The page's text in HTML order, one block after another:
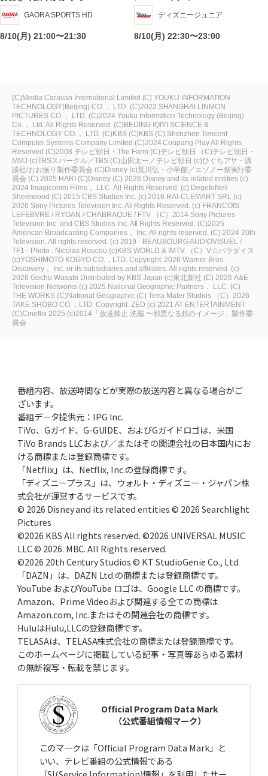
GAORA SPORTS HD
8/10(月) 21:00〜21:30
ディズニージュニア
8/10(月) 22:30〜23:00
(C)Media Caravan International Limited (C) YOUKU INFORMATION
TECHNOLOGY(Beijing) CO.， LTD. (C)2022 SHANGHAI LINMON
PICTURES CO.， LTD. (C)2024 Youku Information Technology (Beijing)
Co.， Ltd. All Rights Reserved. (C)BEIJING IQIYI SCIENCE &
TECHNOLOGY CO.， LTD. (C)KBS (C)KBS (C) Shenzhen Tencent
Computer Systems Company Limited (C)2024 Coupang Play All Rights
Reserved (C)2008 テレビ朝日・The Farm (C)テレビ朝日
（C)テレビ朝日・
MMJ (c)TBSスパークル／TBS (C)山田太一／テレビ朝日 (c)ひぐちアサ・講
談社/おお振り製作委員会 (C)Disney (c)荒川弘・小学館／エゾノー祭実行委
員会 (C) 2025 HARI (C)Disney (C) 2026 Disney and its related entities (c)
2024 Imagicomm Films， LLC. All Rights Reserved. (c) DegetoNeil
Sheerwood (C) 2015 CBS Studios Inc. (c) 2016 RAI-CLEMART SRL (c)
2026 Sony Pictures Television Inc. All Rights Reserved. (c) FRANCOIS
LEFEBVRE / RYOAN / CHABRAQUE / FTV
（C）2014 Sony Pictures
Television Inc. and CBS Studios Inc. All Rights Reserved. (C)2025
American Broadcasting Companies， Inc. All rights reserved. (C) 2024 20th
Television. All rights reserved. (c) 2019 - BEAUBOURG AUDIOVISUEL /
TF1 - Photo : Nicolas Roucou (c)KBS WORLD & IMTV
（C）V☆パラダイス
(c)YOSHIMOTO KOGYO CO.，LTD. Copyright: 2026 Warner Bros.
Discovery， Inc. or its subsidiaries and affiliates. All rights reserved. (c)
2026 Gochu Wasabi Distributed by KBS Japan (c)東北新社 (C) 2026 A&E
Television Networks (c) 2025 National Geographic Partners， LLC. (C)
THE WORKS (C)National Geographic (C) Terra Mater Studios
（C）2026
TAKE SHOBO CO.，LTD. Copyright: ZED (c) 2021 AT ENTERTAINMENT
(C)Cineflix 2025 (c)2014「放送禁止 洗脳 〜邪悪なる鉄のイメージ」製作委
員会
番組内容、放送時間などが実際の放送内容と異なる場合がご
ざいます。
番組データ提供元：IPG Inc.
TiVo、Gガイド、G-GUIDE、およびGガイドロゴは、米国
TiVo Brands LLCおよび／またはその関連会社の日本国内にお
ける商標または登録商標です。
「Netflix」は、Netflix, Inc.の登録商標です。
「ディズニープラス」は、ウォルト・ディズニー・ジャパン株
式会社が運営するサービスです。
© 2026 Disney and its related entities © 2026 Searchlight
Pictures
©2026 KBS All rights reserved. ©2026 UNIVERSAL MUSIC
LLC © 2026. MBC. All Rights reserved.
©2026 20th Century Studios © KT StudioGenie Co., Ltd
「DAZN」は、DAZN Ltd.の商標または登録商標です。
YouTube およびYouTube ロゴは、Google LLC の商標です。
Amazon、Prime Videoおよび関連する全ての商標は
Amazon.com, Inc.またはその関連会社の商標です。
HuluはHulu,LLCの登録商標です。
TELASAは、TELASA株式会社の商標または登録商標です。
このホームページに掲載している記事・写真等あらゆる素材
の無断複写・転載を禁じます。
Official Program Data Mark
（公式番組情報マーク）
このマークは「Official Program Data Mark」と
いい、テレビ番組の公式情報である